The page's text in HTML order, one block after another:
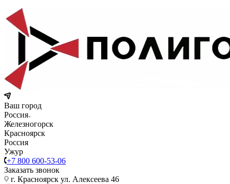
Ваш город
Россия
Железногорск
Красноярск
Россия
Ужур
+7 800 600-53-06
Заказать звонок
г. Красноярск ул. Алексеева 46